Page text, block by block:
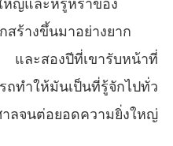
หญ่และหรูหราของ
สร้างขึ้นมาอย่างยาก
และสองปีที่เขารับหน้าที่
ทำให้มันเป็นที่รู้จักไปทั่ว
ลจนต่อยอดความยิ่งใหญ่